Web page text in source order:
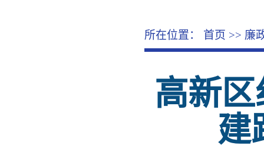
所在位置： 首页 >> 廉
高新
建